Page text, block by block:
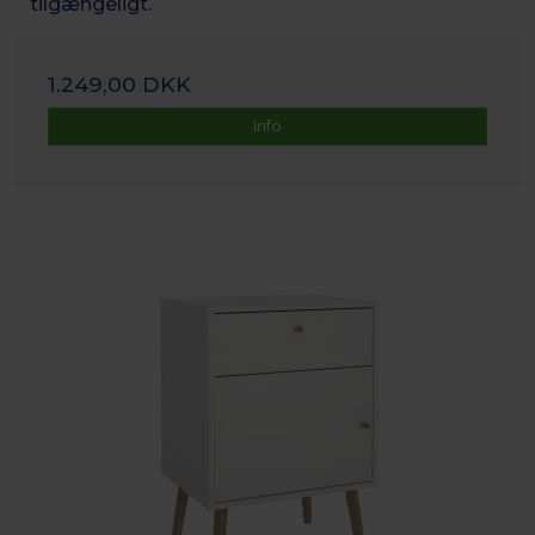
1.249,00 DKK
Info